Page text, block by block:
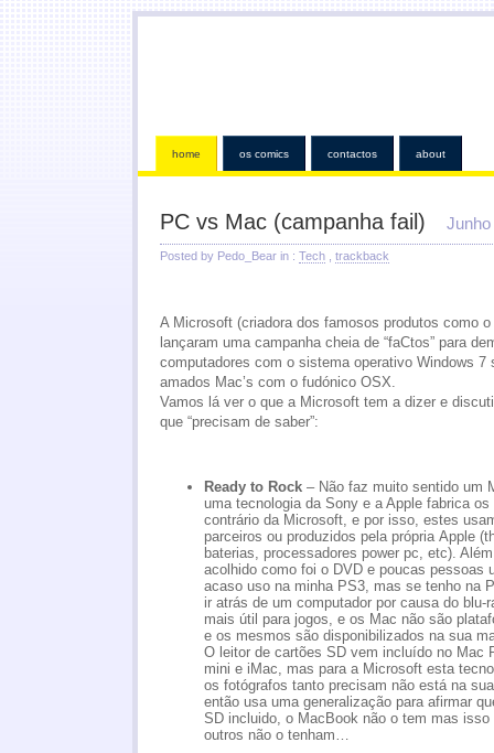
home os comics contactos about
PC vs Mac (campanha fail) Junho
Posted by Pedo_Bear in : Tech trackback
A Microsoft (criadora dos famosos produtos como
lançaram uma campanha cheia de “faCtos” para
computadores com o sistema operativo Windows 7
amados Mac’s com o fudónico OSX.
Vamos lá ver o que a Microsoft tem a dizer e
que “precisam de saber”:
Ready to Rock – Não faz muito sentido um
uma tecnologia da Sony e a Apple fabrica
contrário da Microsoft, e por isso, estes
parceiros ou produzidos pela própria Apple
baterias, processadores power pc, etc).
acolhido como foi o DVD e poucas pessoas
acaso uso na minha PS3, mas se tenho na
ir atrás de um computador por causa do blu-
mais útil para jogos, e os Mac não são
e os mesmos são disponibilizados na sua
O leitor de cartões SD vem incluído no Mac
mini e iMac, mas para a Microsoft esta
os fotógrafos tanto precisam não está na
então usa uma generalização para afirmar
SD incluido, o MacBook não o tem mas
outros não o tenham…